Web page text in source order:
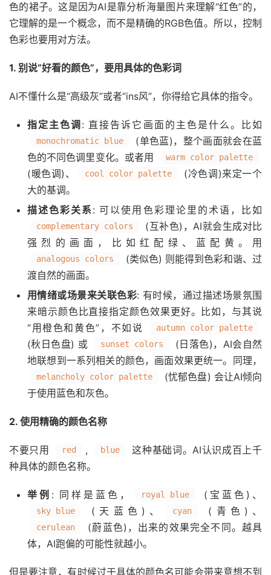
色的裙子。这是因为AI是靠分析海量图片来理解“红色”的，
它理解的是一个概念，而不是精确的RGB色值。所以，控制
色彩也要用对方法。
1. 别说“好看的颜色”，要用具体的色彩词
AI不懂什么是“高级灰”或者“ins风”，你得给它具体的指令。
指定主色调 : 直接告诉它画面的主色是什么。比如
monochromatic blue
(单色蓝)，整个画面就会在蓝
色的不同色调里变化。或者用
warm color palette
(暖色调)、 cool color palette
(冷色调)来定一个
大的基调。
描述色彩关系: 可以使用色彩理论里的术语，比如
complementary colors
(互补色)，AI就会生成对比
强烈的画面，比如红配绿、蓝配黄。用
analogous colors
(类似色) 则能得到色彩和谐、过
渡自然的画面。
用情绪或场景来关联色彩: 有时候，通过描述场景氛围
来暗示颜色比直接指定颜色效果更好。比如，与其说
“用橙色和黄色”，不如说
autumn color palette
(秋日色盘) 或 sunset colors
(日落色)，AI会自然
地联想到一系列相关的颜色，画面效果更统一。同理，
melancholy color palette
(忧郁色盘) 会让AI倾向
于使用蓝色和灰色。
2. 使用精确的颜色名称
不要只用 red , blue
这种基础词。AI认识成百上千
种具体的颜色名称。
举例 : 同样是蓝色， royal blue (宝蓝色)、
sky blue (天蓝色)、 cyan (青色)、
cerulean
(蔚蓝色)，出来的效果完全不同。越具
体，AI跑偏的可能性就越小。
但是要注意，有时候过于具体的颜色名可能会带来意想不到